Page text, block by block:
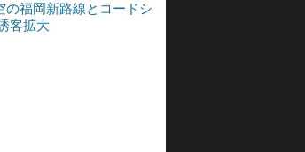
の福岡新路線とコードシ
客拡大